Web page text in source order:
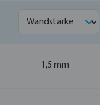
1,5 mm